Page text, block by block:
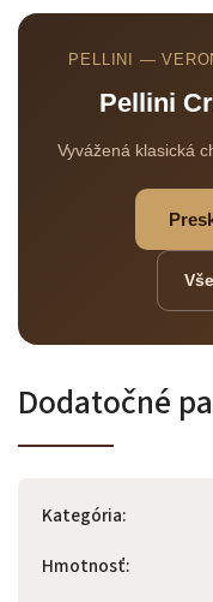
PELLINI —
Pellini
Vyvážená klasická
Dodatočné
Kategória:
Hmotnosť: